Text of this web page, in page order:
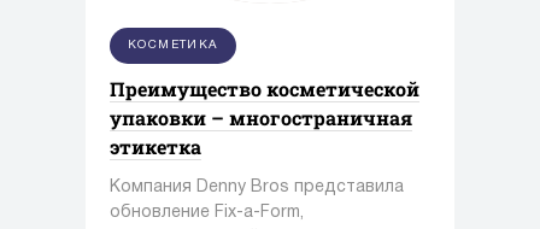
КОСМЕТИКА
Преимущество косметической
упаковки – многостраничная
этикетка
Компания Denny Bros представила
обновление Fix-a-Form,